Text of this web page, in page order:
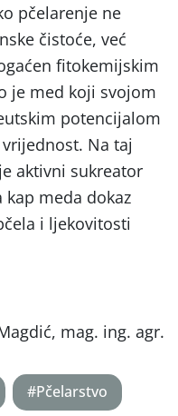
pčelarenje ne
čistoće, već
fitokemijskim
je med koji svojom
potencijalom
Na taj
aktivni sukreator
kap meda dokaz
i ljekovitosti
mag. ing. agr.
#Pčelarstvo